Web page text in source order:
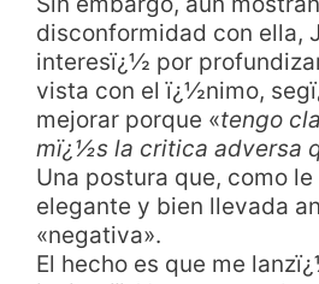
disconformidad con ella,
interesï¿½ por
vista con el ï¿½nimo,
mejorar porque «tengo
mï¿½s la critica adversa
Una postura que, como
elegante y bien llevada
«negativa».
El hecho es que me